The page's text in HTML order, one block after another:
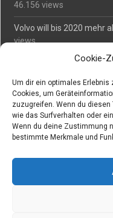
Cookie-
Um dir ein optimales Erlebnis
Cookies, um
zuzugreifen. Wenn du
wie das Surfverhalten oder
Wenn du deine Zustimmung
bestimmte Merkmale und
46.156 views
Volvo will bis 2020 mehr
views
Mäßiges Interesse an
O-Ton: Wer muss
zahlen? - 42.366 views
Kollegengespräch:
Suchen bei